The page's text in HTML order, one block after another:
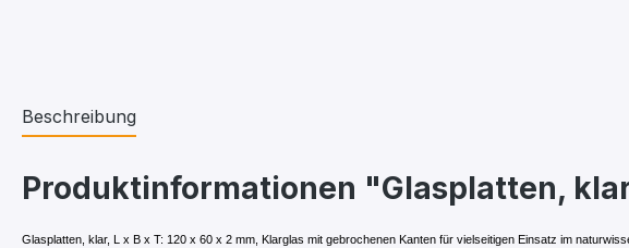
Beschreibung
Produktinformationen "Glasplatten,
Glasplatten, klar, L x B x T: 120 x 60 x 2 mm, Klarglas mit gebrochenen Kanten für vielseitigen Einsatz im